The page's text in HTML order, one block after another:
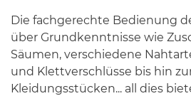
Die fachgerechte Bedienung
über Grundkenntnisse wie
Säumen, verschiedene
und Klettverschlüsse bis hin
Kleidungsstücken... all dies